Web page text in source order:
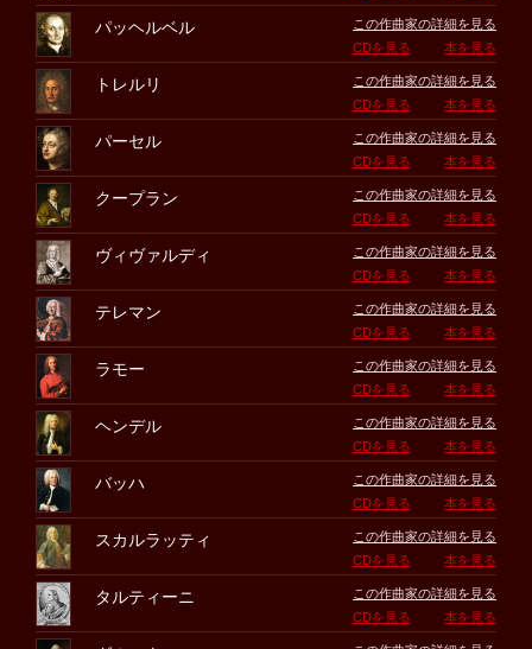
パッヘルベル
この作曲家の詳細を見る
CDを見る
本を見る
トレルリ
この作曲家の詳細を見る
CDを見る
本を見る
パーセル
この作曲家の詳細を見る
CDを見る
本を見る
クープラン
この作曲家の詳細を見る
CDを見る
本を見る
ヴィヴァルディ
この作曲家の詳細を見る
CDを見る
本を見る
テレマン
この作曲家の詳細を見る
CDを見る
本を見る
ラモー
この作曲家の詳細を見る
CDを見る
本を見る
ヘンデル
この作曲家の詳細を見る
CDを見る
本を見る
バッハ
この作曲家の詳細を見る
CDを見る
本を見る
スカルラッティ
この作曲家の詳細を見る
CDを見る
本を見る
タルティーニ
この作曲家の詳細を見る
CDを見る
本を見る